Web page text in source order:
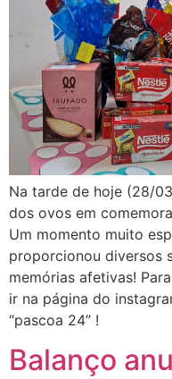
Na tarde de hoje (28/
dos ovos em
Um momento muito
proporcionou diversos
memórias afetivas!
ir na página do
“pascoa 24” !
Balanço